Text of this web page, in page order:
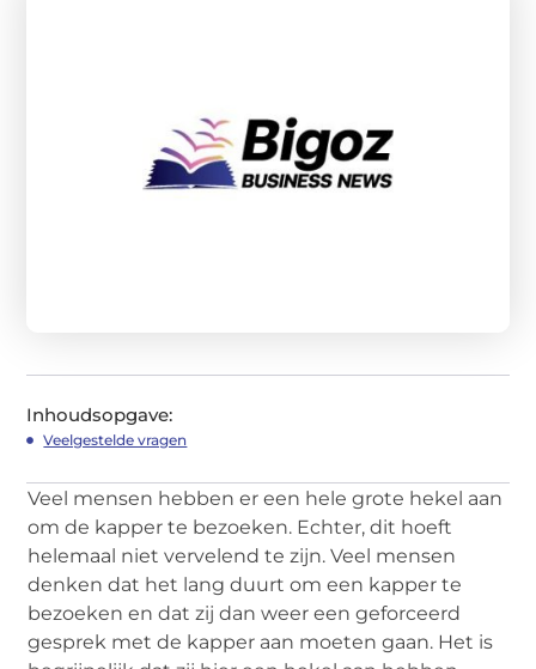
Inhoudsopgave:
Veelgestelde vragen
Veel mensen hebben er een hele grote hekel aan
om de kapper te bezoeken. Echter, dit hoeft
helemaal niet vervelend te zijn. Veel mensen
denken dat het lang duurt om een kapper te
bezoeken en dat zij dan weer een geforceerd
gesprek met de kapper aan moeten gaan. Het is